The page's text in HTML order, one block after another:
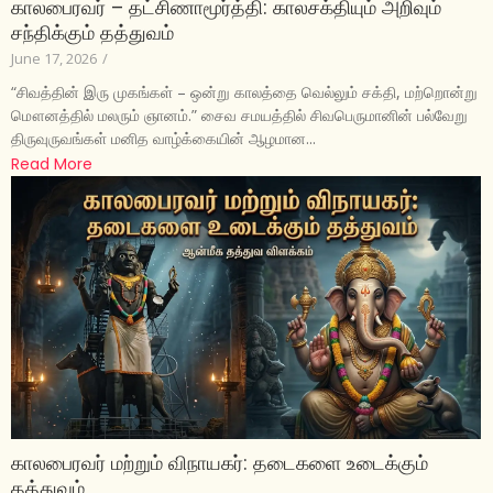
காலபைரவர் – தட்சிணாமூர்த்தி: காலசக்தியும் அறிவும்
சந்திக்கும் தத்துவம்
June 17, 2026 /
“சிவத்தின் இரு முகங்கள் – ஒன்று காலத்தை வெல்லும் சக்தி, மற்றொன்று
மௌனத்தில் மலரும் ஞானம்.” சைவ சமயத்தில் சிவபெருமானின் பல்வேறு
திருவுருவங்கள் மனித வாழ்க்கையின் ஆழமான...
Read More
காலபைரவர் மற்றும் விநாயகர்: தடைகளை உடைக்கும்